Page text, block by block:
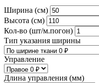
Ширина (см)
Высота (см)
Кол-во (шт/м.погон)
Тип указания ширины
Управление
Длина управления (мм)